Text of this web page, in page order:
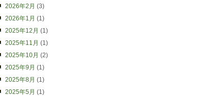
2026年2月 (3)
2026年1月 (1)
2025年12月 (1)
2025年11月 (1)
2025年10月 (2)
2025年9月 (1)
2025年8月 (1)
2025年5月 (1)